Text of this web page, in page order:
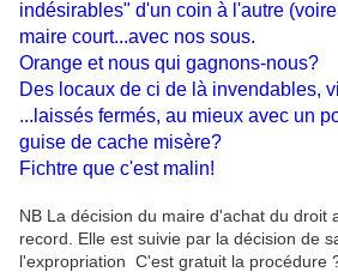
indésirables" d'un coin à l'autre
maire court...avec nos sous.
Orange et nous qui gagnons-nous?
Des locaux de ci de là invendables,
...laissés fermés, au mieux avec un
guise de cache misère?
Fichtre que c'est malin!
NB La décision du maire d'achat du droit
record. Elle est suivie par la décision de
l'expropriation C'est gratuit la procédure